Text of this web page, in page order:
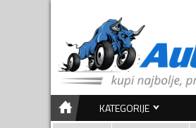
KATEGORIJE